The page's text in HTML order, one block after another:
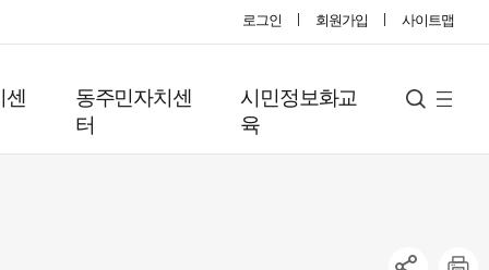
로그인 회원가입 사이트맵
동주민자치센
터
시민정보화교
육
검
사
트